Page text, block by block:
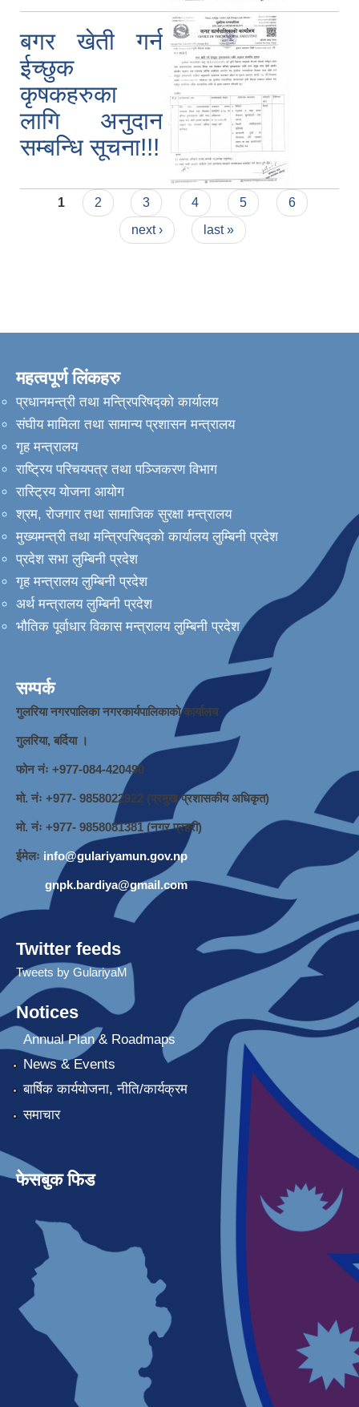
बगर खेती गर्न
ईच्छुक
कृषकहरुका
लागि अनुदान
सम्बन्धि सूचना!!!
Pages
1 2 3 4 5
6
next ›
last »
महत्वपूर्ण लिंकहरु
प्रधानमन्त्री तथा मन्त्रिपरिषद्को कार्यालय
संघीय मामिला तथा सामान्य प्रशासन मन्त्रालय
गृह मन्त्रालय
राष्ट्रिय परिचयपत्र तथा पञ्जिकरण विभाग
रास्ट्रिय योजना आयोग
श्रम, रोजगार तथा सामाजिक सुरक्षा मन्त्रालय
मुख्यमन्त्री तथा मन्त्रिपरिषद्को कार्यालय लुम्बिनी प्रदेश
प्रदेश सभा लुम्बिनी प्रदेश
गृह मन्त्रालय लुम्बिनी प्रदेश
अर्थ मन्त्रालय लुम्बिनी प्रदेश
भौतिक पूर्वाधार विकास मन्त्रालय लुम्बिनी प्रदेश
सम्पर्क
गुलरिया नगरपालिका नगरकार्यपालिकाको कार्यालय
गुलरिया, बर्दिया ।
फोन नंः ‌+977-084-420490
मो. नंः +977- 9858022922 (प्रमुख प्रशासकीय अधिकृत)
मो. नंः +977- 9858081381 (नगर प्रहरी)
ईमेलः info@gulariyamun.gov.np
gnpk.bardiya@gmail.com
Twitter feeds
Tweets by GulariyaM
Notices
Annual Plan & Roadmaps
News & Events
बार्षिक कार्ययोजना, नीति/कार्यक्रम
समाचार
फेसबुक फिड